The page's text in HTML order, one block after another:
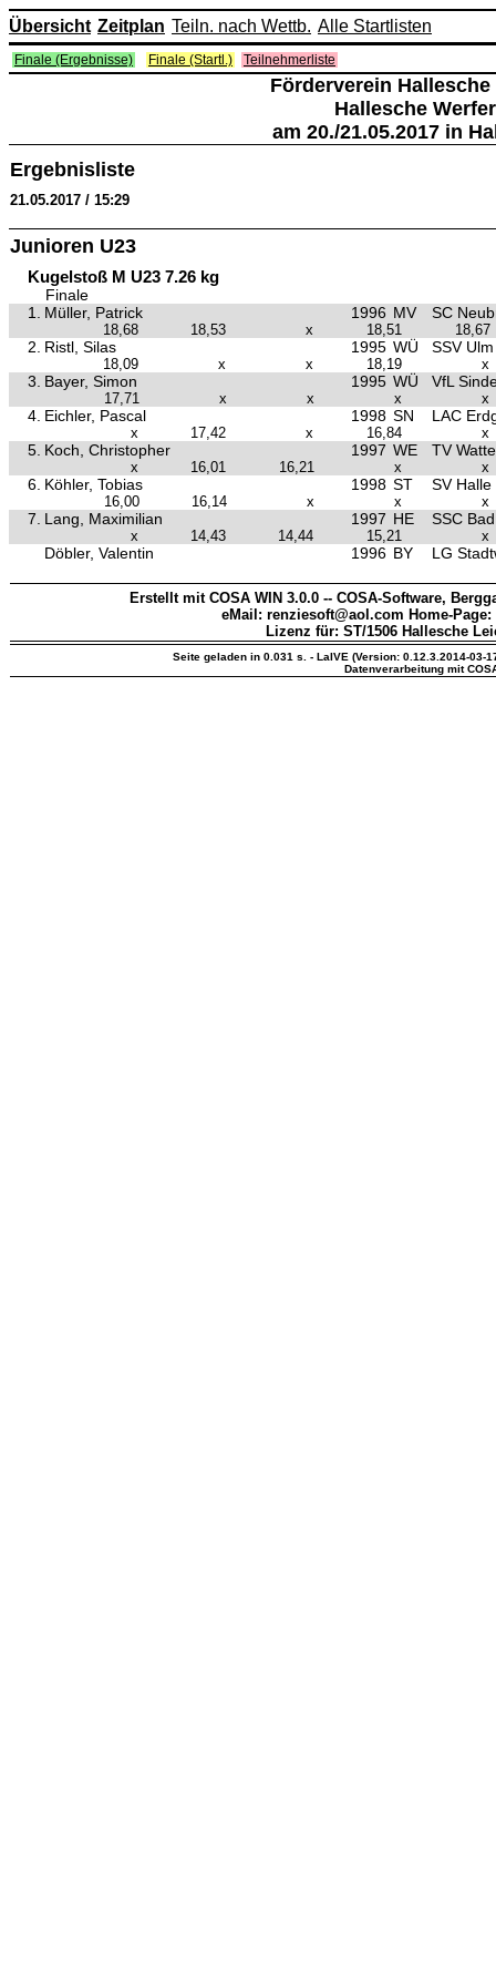
Übersicht Zeitplan Teiln. nach Wettb. Alle Startlisten
Finale (Ergebnisse) Finale (Startl.) Teilnehmerliste
Förderverein Hallesche
Hallesche
am 20./21.05.2017 in
Ergebnisliste
21.05.2017 / 15:29
Junioren U23
Kugelstoß M U23 7.26 kg
Finale
1.
Müller, Patrick 1996 MV SC
18,68 18,53 x 18,51 18,67
2. Ristl, Silas 1995 WÜ SSV
18,09 x x 18,19 x
3. Bayer, Simon 1995 WÜ VfL
17,71 x x x x
4. Eichler, Pascal 1998 SN LAC
x 17,42 x 16,84 x
5. Koch, Christopher 1997 WE TV
x 16,01 16,21 x x
6. Köhler, Tobias 1998 ST SV Halle
16,00 16,14 x x x
7. Lang, Maximilian 1997 HE SSC
x 14,43 14,44 15,21 x
Döbler, Valentin 1996 BY LG
Erstellt mit COSA WIN 3.0.0 -- COSA-Software,
eMail: renziesoft@aol.com Home-Page:
Lizenz für: ST/1506 Hallesche
Seite geladen in 0.031 s. - LaIVE (Version: 0.12.3.2014-03-
Datenverarbeitung mit